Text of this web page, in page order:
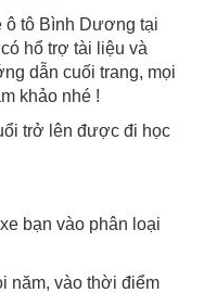
ô tô Bình Dương tại
hổ trợ tài liệu và
dẫn cuối trang, mọi
khảo nhé !
trở lên được đi học
bạn vào phân loại
năm, vào thời điểm